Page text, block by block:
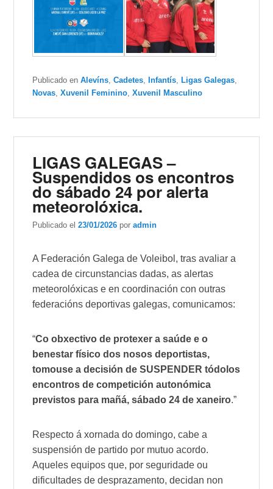
Publicado en Alevíns ,Cadetes Infantís Ligas Galegas
Novas ,Xuvenil Feminino ,Xuvenil Masculino
LIGAS GALEGAS –
Suspendidos os encontros
do sábado 24 por alerta
meteorolóxica.
Publicado el23/01/2026 poradmin
A Federación Galega de Voleibol, tras avaliar a
cadea de circunstancias dadas, as alertas
meteorolóxicas e en coordinación con outras
federacións deportivas galegas, comunicamos:
“Co obxectivo de protexer a saúde e o
benestar físico dos nosos deportistas,
tomouse a decisión de SUSPENDER tódolos
encontros de competición autonómica
previstos para mañá, sábado 24 de xaneiro.”
Respecto á xornada do domingo, cabe a
suspensión de partido por mutuo acordo.
Aqueles equipos que, por seguridade ou
dificultades de desprazamento, decidan non